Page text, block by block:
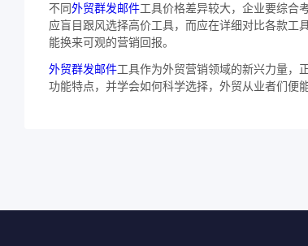
不同外贸群发邮件工具价格差异较大，企业要综合
应盲目跟风选择高价工具，而应在详细对比各款工
能换来可观的营销回报。
外贸群发邮件工具作为外贸营销领域的新兴力量，
功能特点，并学会如何科学选择，外贸从业者们便